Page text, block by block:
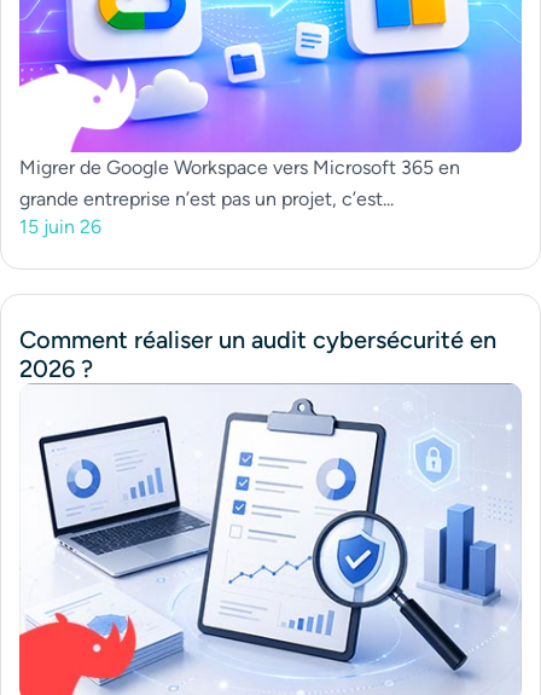
Migrer de Google Workspace vers Microsoft 365 en
grande entreprise n’est pas un projet, c’est...
15 juin 26
Comment réaliser un audit cybersécurité en
2026 ?